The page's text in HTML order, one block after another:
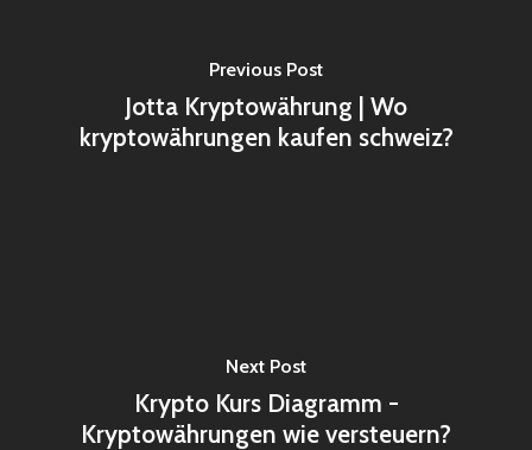
Previous Post
Jotta Kryptowährung | Wo
kryptowährungen kaufen schweiz?
Next Post
Krypto Kurs Diagramm -
Kryptowährungen wie versteuern?